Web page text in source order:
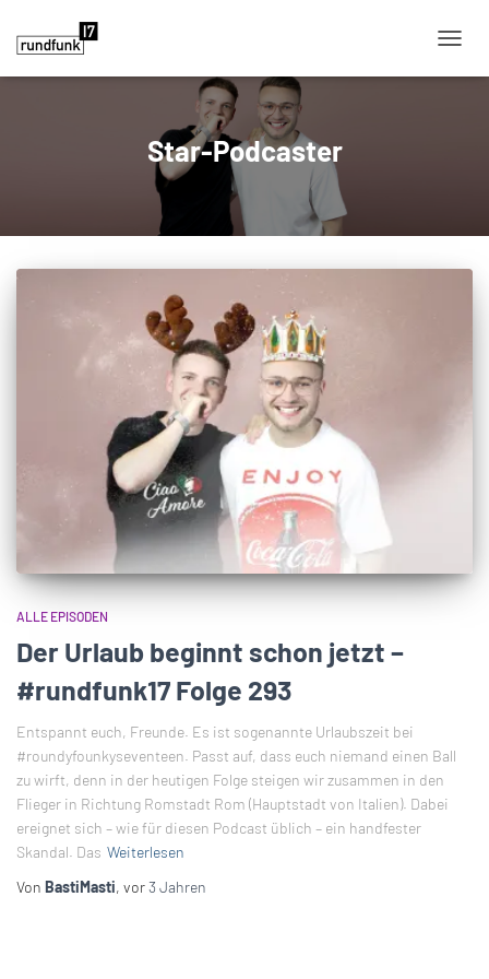
Star-Podcaster
ALLE EPISODEN
Der Urlaub beginnt schon jetzt –
#rundfunk17 Folge 293
Entspannt euch, Freunde. Es ist sogenannte Urlaubszeit bei
#roundyfounkyseventeen. Passt auf, dass euch niemand einen Ball
zu wirft, denn in der heutigen Folge steigen wir zusammen in den
Flieger in Richtung Romstadt Rom (Hauptstadt von Italien). Dabei
ereignet sich – wie für diesen Podcast üblich – ein handfester
Skandal. Das Weiterlesen
Von BastiMasti, vor3 Jahren